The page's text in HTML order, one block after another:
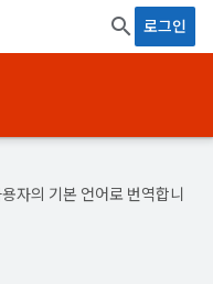
로그인
자의 기본 언어로 번역합니